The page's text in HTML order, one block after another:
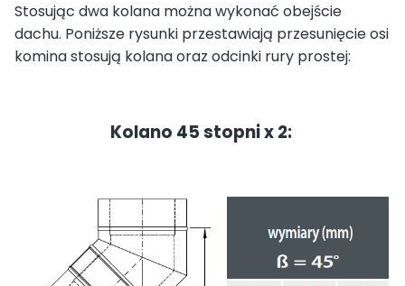
Stosując dwa kolana można wykonać obejście
dachu. Poniższe rysunki przestawiają przesunięcie osi
komina stosują kolana oraz odcinki rury prostej:
Kolano 45 stopni x 2: